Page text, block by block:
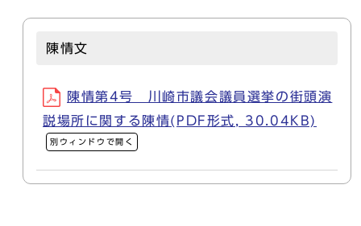
陳情文
陳情第4号 川崎市議会議員選挙の街頭演
説場所に関する陳情(PDF形式, 30.04KB)
別ウィンドウで開く